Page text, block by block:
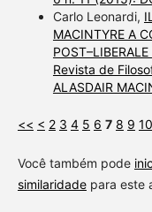
Carlo Leonardi,
MACINTYRE A
Revista de
ALASDAIR
<< < 2 3 4 5 6 7 8 9 10
Você também pode
similaridadepara este